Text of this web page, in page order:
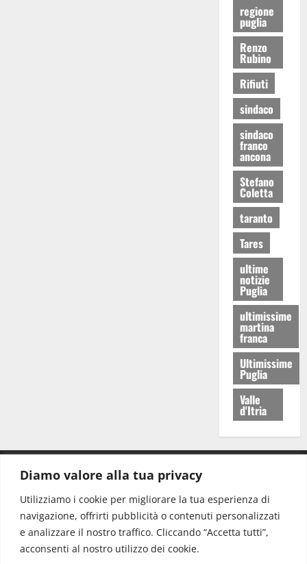
Diamo valore alla tua privacy
Utilizziamo i cookie per migliorare la tua esperienza di
navigazione, offrirti pubblicità o contenuti personalizzati
e analizzare il nostro traffico. Cliccando “Accetta tutti”,
acconsenti al nostro utilizzo dei cookie.
regione
puglia
Renzo
Rubino
Rifiuti
sindaco
sindaco
franco
ancona
Stefano
Coletta
taranto
Tares
ultime
notizie
Puglia
ultimissime
martina
franca
Ultimissime
Puglia
Valle
d'Itria
Redazione: redazione@www.martinasera.it
Direttore:direttore@www.martinasera.it
Info & Commerciale:info@www.martinasera.it